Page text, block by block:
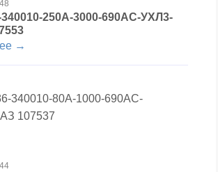
250А-3000-690AC-УХЛ3-
→